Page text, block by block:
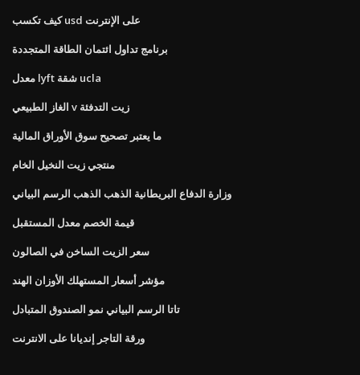
كيف تكسب usd على الإنترنت
برنامج تداول ائتمان الطاقة المتجددة
معدل lyft شقة ucla
الغاز الطبيعي v زيت التدفئة
ما يعتبر تصحيح سوق الأوراق المالية
منتجي زيت النخيل الخام
وزارة الدفاع البريطانية الذهب الذهب الرسم البياني
قيمة الخصم معدل المستقبل
سعر الزيت الساخن في الصالون
مؤشر أسعار المستهلك الأوزان الهند
تاتا الرسم البياني نمو الصندوق المتبادل
ورقة التاجر إنديانا على الانترنت